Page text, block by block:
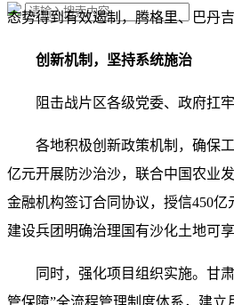
态势得到有效遏制，腾格里、巴丹
创新机制，坚持系统施治
阻击战片区各级党委、政府扛
各地积极创新政策机制，确保
亿元开展防沙治沙，联合中国农业
金融机构签订合同协议，授信450
建设兵团明确治理国有沙化土地可
同时，强化项目组织实施。甘
管保障”全流程管理制度体系，建